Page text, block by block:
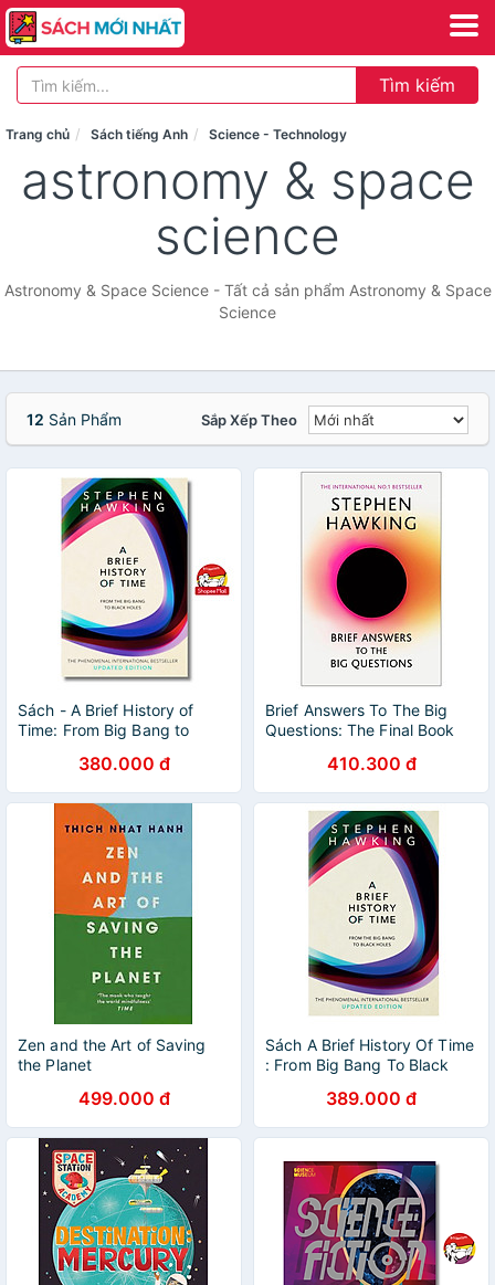
Tìm kiếm
Trang chủ Sách tiếng Anh Science - Technology
astronomy & space
science
Astronomy & Space Science - Tất cả sản phẩm Astronomy & Space
Science
12 Sản Phẩm Sắp Xếp Theo
Sách - A Brief History of
Time: From Big Bang to
Hawking/Astronomy &
Space Science
380.000 đ
Brief Answers To The Big
Questions: The Final Book
410.300 đ
Zen and the Art of Saving
the Planet
499.000 đ
Sách A Brief History Of Time
: From Big Bang To Black
389.000 đ